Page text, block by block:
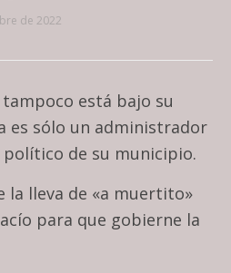
de 2022
está bajo su
es sólo un administrador
de su municipio.
la lleva de «a muertito»
para que gobierne la